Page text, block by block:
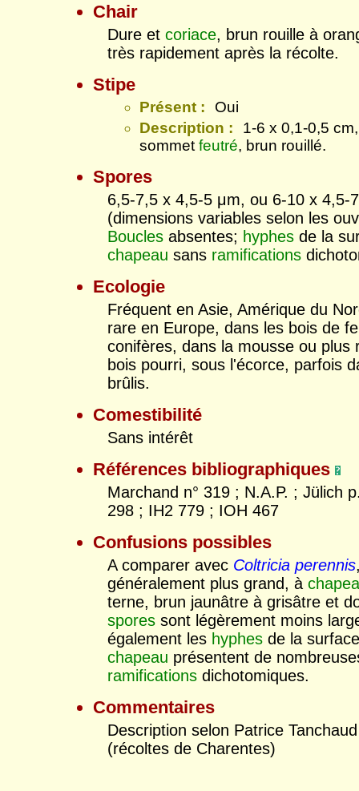
Chair
Dure etcoriace, brun rouille à
très rapidement après la récolte.
Stipe
Présent :
Oui
Description :
1-6 x 0,1-0,5
sommetfeutré, brun rouillé.
Spores
6,5-7,5 x 4,5-5 μm, ou 6-10 x 4,5-
(dimensions variables selon les
Boucles absentes; hyphes de la
chapeau sans ramifications
Ecologie
Fréquent en Asie, Amérique du
rare en Europe, dans les bois de
conifères, dans la mousse ou plus
bois pourri, sous l'écorce, parfois
brûlis.
Comestibilité
Sans intérêt
Références bibliographiques
Marchand n° 319 ; N.A.P. ; Jülich
298 ; IH2 779 ; IOH 467
Confusions possibles
A comparer avec Coltricia perennis
généralement plus grand, à
terne, brun jaunâtre à grisâtre et
spores sont légèrement moins
également les hyphes de la
chapeau présentent de
ramifications dichotomiques.
Commentaires
Description selon Patrice
(récoltes de Charentes)